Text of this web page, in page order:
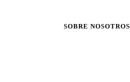
SOBRE NOSOTROS